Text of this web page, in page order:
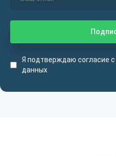
Я подтверждаю согласие с
данных